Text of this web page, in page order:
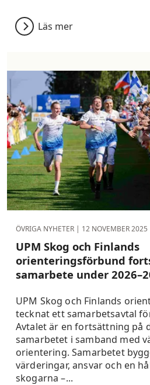
Läs mer
ÖVRIGA NYHETER | 12 NOVEMBER 2025
UPM Skog och Finlands
orienteringsförbund
samarbete under
UPM Skog och Finlands
tecknat ett samarbetsavtal
Avtalet är en fortsättning på
samarbetet i samband med
orientering. Samarbetet
värderingar, ansvar och en
skogarna –...